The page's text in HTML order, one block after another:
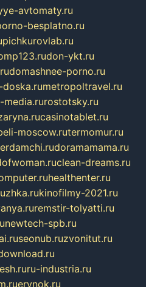
avtomaty.ru
besplatno.ru
pichkurovlab.ru
don-ykt.ru
domashnee-porno.ru
metropoltravel.ru
rostotsky.ru
casinotablet.ru
moscow.rutermomur.ru
erdamchi.rudoramamama.ru
clean-dreams.ru
healthenter.ru
kinofilmy-2021.ru
remstir-tolyatti.ru
newtech-spb.ru
seonub.ruzvonitut.ru
ru-industria.ru
erynok.ru